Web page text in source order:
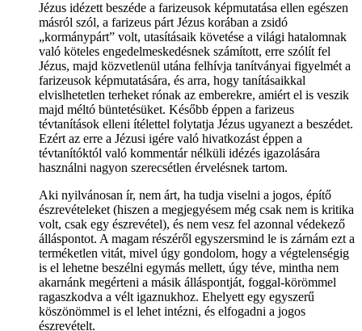
Jézus idézett beszéde a farizeusok képmutatása ellen egészen
másról szól, a farizeus párt Jézus korában a zsidó
„kormánypárt” volt, utasításaik követése a világi hatalomnak
való köteles engedelmeskedésnek számított, erre szólít fel
Jézus, majd közvetlenül utána felhívja tanítványai figyelmét a
farizeusok képmutatására, és arra, hogy tanításaikkal
elvislhetetlen terheket rónak az emberekre, amiért el is veszik
majd méltó büntetésüket. Később éppen a farizeus
tévtanítások elleni ítélettel folytatja Jézus ugyanezt a beszédet.
Ezért az erre a Jézusi igére való hivatkozást éppen a
tévtanítóktól való kommentár nélküli idézés igazolására
használni nagyon szerecsétlen érvelésnek tartom.
Aki nyilvánosan ír, nem árt, ha tudja viselni a jogos, építő
észrevételeket (hiszen a megjegyésem még csak nem is kritika
volt, csak egy észrevétel), és nem vesz fel azonnal védekező
álláspontot. A magam részéről egyszersmind le is zárnám ezt a
terméketlen vitát, mivel úgy gondolom, hogy a végtelenségig
is el lehetne beszélni egymás mellett, úgy téve, mintha nem
akarnánk megérteni a másik álláspontját, foggal-körömmel
ragaszkodva a vélt igaznukhoz. Ehelyett egy egyszerű
köszönömmel is el lehet intézni, és elfogadni a jogos
észrevételt.